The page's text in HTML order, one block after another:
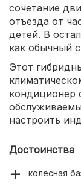
сочетание
отъезда от
детей. В
как обычный
Этот
кондиционер
настроить
Достоинства
колесная